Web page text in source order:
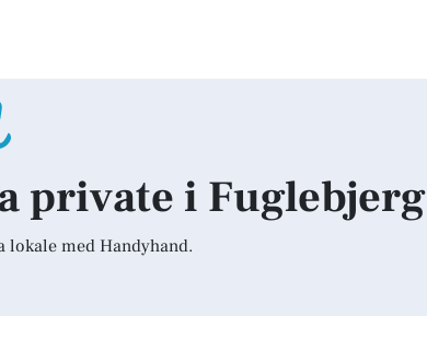
private i Fuglebjerg
lokale med Handyhand.